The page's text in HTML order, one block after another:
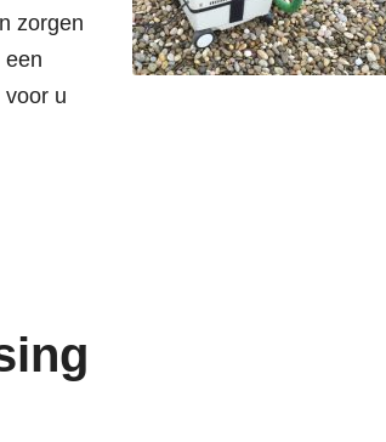
zorgen
een
u